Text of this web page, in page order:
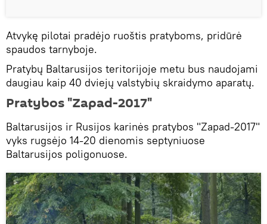
Atvykę pilotai pradėjo ruoštis pratyboms, pridūrė
spaudos tarnyboje.
Pratybų Baltarusijos teritorijoje metu bus naudojami
daugiau kaip 40 dviejų valstybių skraidymo aparatų.
Pratybos "Zapad-2017"
Baltarusijos ir Rusijos karinės pratybos "Zapad-2017"
vyks rugsėjo 14-20 dienomis septyniuose
Baltarusijos poligonuose.